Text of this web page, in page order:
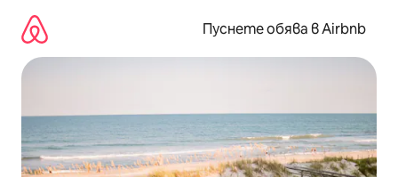
съдържанието
Пуснете обява в Airbnb